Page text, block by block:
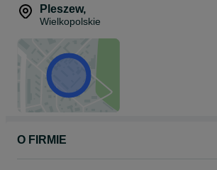
Pleszew,
Wielkopolskie
O FIRMIE